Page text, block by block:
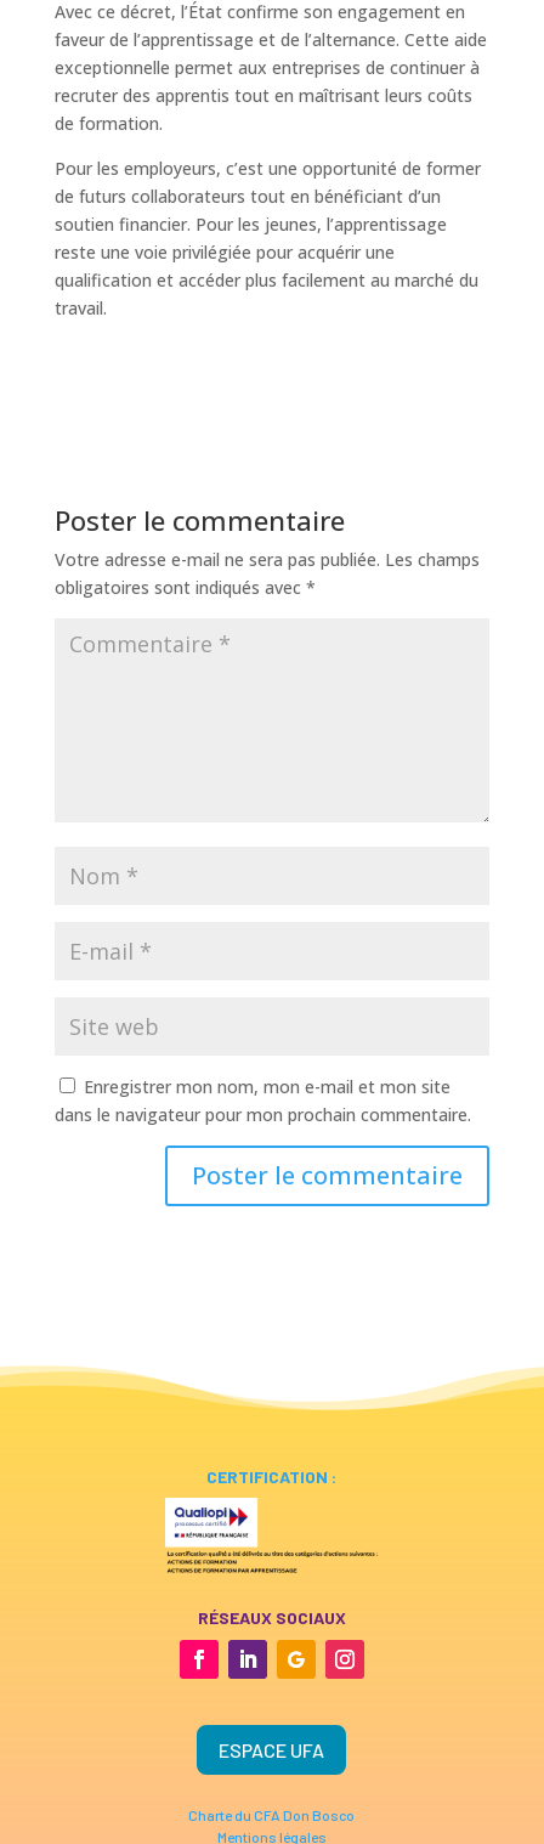
Avec ce décret, l’État confirme son engagement en
faveur de l’apprentissage et de l’alternance. Cette aide
exceptionnelle permet aux entreprises de continuer à
recruter des apprentis tout en maîtrisant leurs coûts
de formation.
Pour les employeurs, c’est une opportunité de former
de futurs collaborateurs tout en bénéficiant d’un
soutien financier. Pour les jeunes, l’apprentissage
reste une voie privilégiée pour acquérir une
qualification et accéder plus facilement au marché du
travail.
Poster le commentaire
Votre adresse e-mail ne sera pas publiée. Les champs
obligatoires sont indiqués avec *
Enregistrer mon nom, mon e-mail et mon site
dans le navigateur pour mon prochain commentaire.
CERTIFICATION :
RÉSEAUX SOCIAUX
ESPACE UFA
Charte du CFA Don Bosco
Mentions légales